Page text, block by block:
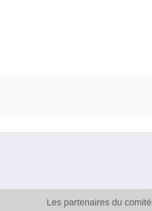
Les partenaires du comité